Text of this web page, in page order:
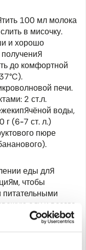
100 мл молока
в мисочку.
и хорошо
до комфортной
печи.
2 ст.л.
воды,
г (6-7 ст. л.)
пюре
еды для
чтобы
еду и всегда
за зубами,